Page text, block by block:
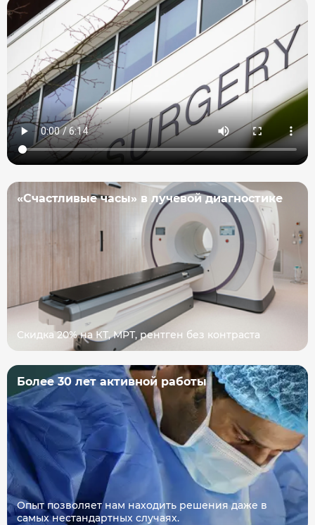
«Счастливые часы» в лучевой диагностике
Скидка 20% на КТ, МРТ, рентген без контраста
Более 30 лет активной работы
Опыт позволяет нам находить решения даже в
самых нестандартных случаях.